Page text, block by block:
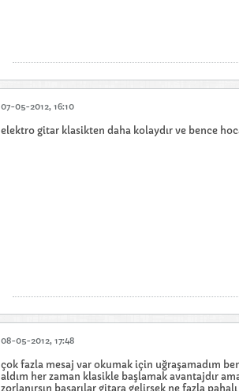
07-05-2012, 16:10
elektro gitar klasikten daha kolaydır ve bence
08-05-2012, 17:48
çok fazla mesaj var okumak için uğraşamadım
aldım her zaman klasikle başlamak avantajdır
zorlanırsın başarılar gitara gelirsek ne fazla